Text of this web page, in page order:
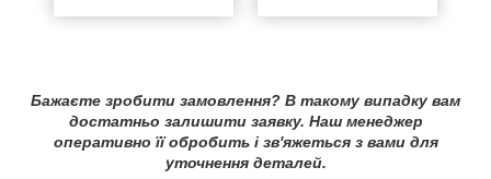
Бажаєте зробити замовлення? В такому випадку вам
достатньо залишити заявку. Наш менеджер
оперативно її обробить і зв'яжеться з вами для
уточнення деталей.